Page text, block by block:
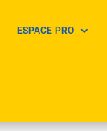
ESPACE PRO